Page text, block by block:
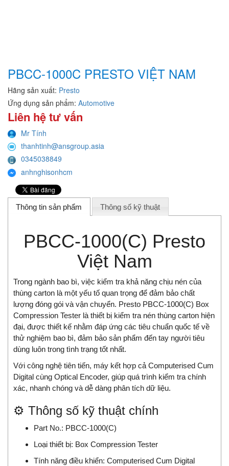
PBCC-1000C PRESTO VIỆT NAM
Hãng sản xuất: Presto
Ứng dụng sản phẩm: Automotive
Liên hệ tư vấn
Mr Tính
thanhtinh@ansgroup.asia
0345038849
anhnghisonhcm
Thông tin sản phẩm Thông số kỹ thuật
PBCC-1000(C) Presto
Việt Nam
Trong ngành bao bì, việc kiểm tra khả năng chịu nén của
thùng carton là một yếu tố quan trọng để đảm bảo chất
lượng đóng gói và vận chuyển. Presto PBCC-1000(C) Box
Compression Tester là thiết bị kiểm tra nén thùng carton hiện
đại, được thiết kế nhằm đáp ứng các tiêu chuẩn quốc tế về
thử nghiệm bao bì, đảm bảo sản phẩm đến tay người tiêu
dùng luôn trong tình trạng tốt nhất.
Với công nghệ tiên tiến, máy kết hợp cả Computerised Cum
Digital cùng Optical Encoder, giúp quá trình kiểm tra chính
xác, nhanh chóng và dễ dàng phân tích dữ liệu.
⚙️ Thông số kỹ thuật chính
Part No.: PBCC-1000(C)
Loại thiết bị: Box Compression Tester
Tính năng điều khiển: Computerised Cum Digital